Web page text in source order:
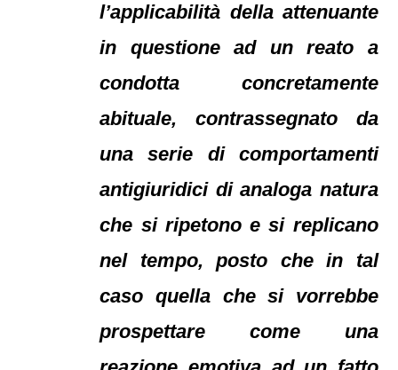
l’applicabilità della attenuante
in questione ad un reato a
condotta concretamente
abituale, contrassegnato da
una serie di comportamenti
antigiuridici di analoga natura
che si ripetono e si replicano
nel tempo, posto che in tal
caso quella che si vorrebbe
prospettare come una